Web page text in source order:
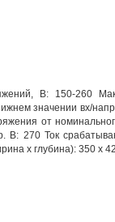
В: 150-260
значении вх/
от
В: 270 Ток
x глубина): 350 х